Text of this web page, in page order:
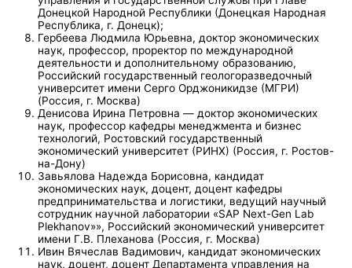
Донецкой Народной Республики (Донецкая Народная
Республика, г. Донецк);
Гербеева Людмила Юрьевна, доктор экономических
наук, профессор, проректор по международной
деятельности и дополнительному образованию,
Российский государственный геологоразведочный
университет имени Серго Орджоникидзе (МГРИ)
(Россия, г. Москва)
Денисова Ирина Петровна — доктор экономических
наук, профессор кафедры менеджмента и бизнес
технологий, Ростовский государственный
экономический университет (РИНХ) (Россия, г. Ростов-
на-Дону)
Завьялова Надежда Борисовна, кандидат
экономических наук, доцент, доцент кафедры
предпринимательства и логистики, ведущий научный
сотрудник научной лаборатории «SAP Next-Gen Lab
Plekhanov»», Российский экономический университет
имени Г.В. Плеханова (Россия, г. Москва)
Ивин Вячеслав Вадимович, кандидат экономических
наук, доцент, доцент Департамента управления на